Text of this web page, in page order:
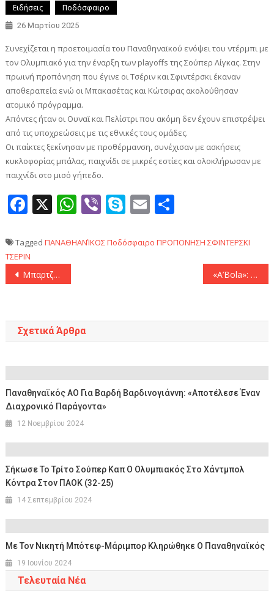
Ειδήσεις Ποδόσφαιρο
26 Μαρτίου 2025
Συνεχίζεται η προετοιμασία του Παναθηναϊκού ενόψει του ντέρμπι με
τον Ολυμπιακό για την έναρξη των playoffs της Σούπερ Λίγκας. Στην
πρωινή προπόνηση που έγινε οι Τσέριν και Σφιντέρσκι έκαναν
αποθεραπεία ενώ οι Μπακασέτας και Κώτσιρας ακολούθησαν
ατομικό πρόγραμμα.
Απόντες ήταν οι Ουναϊ και Πελίστρι που ακόμη δεν έχουν επιστρέψει
από τις υποχρεώσεις με τις εθνικές τους ομάδες.
Οι παίκτες ξεκίνησαν με προθέρμανση, συνέχισαν με ασκήσεις
κυκλοφορίας μπάλας, παιχνίδι σε μικρές εστίες και ολοκλήρωσαν με
παιχνίδι στο μισό γήπεδο.
Facebook
X WhatsApp
ViberSkype
Email
Tagged ΠΑΝΑΘΗΑΝΊΚΟΣΠοδόσφαιρο ΠΡΟΠΟΝΗΣΗ ΣΦΙΝΤΕΡΣΚΙ
ΤΣΕΡΙΝ
Πλοήγηση
Μπαρτζώκας: «Η ομάδα είναι στα κόκκινα τόσους μήνες!» «Α’Βola»: «Απέρριψε ο Παναθηναϊκός πρόταση της Σπόρτινγκ Λισσαβόνας ύψους 6 εκατ. ευρώ για τον Βαγιαννίδη»
Σχετικά Άρθρα
Παναθηναϊκός ΑΟ Για Βαρδή Βαρδινογιάννη: «Αποτέλεσε Έναν
Διαχρονικό Παράγοντα»
12 Νοεμβρίου 2024
Σήκωσε Το Τρίτο Σούπερ Καπ Ο Ολυμπιακός Στο Χάντμπολ
Κόντρα Στον ΠΑΟΚ (32-25)
14 Σεπτεμβρίου 2024
Με Τον Νικητή Μπότεφ-Μάριμπορ Κληρώθηκε Ο Παναθηναϊκός
19 Ιουνίου 2024
Τελευταία Νέα